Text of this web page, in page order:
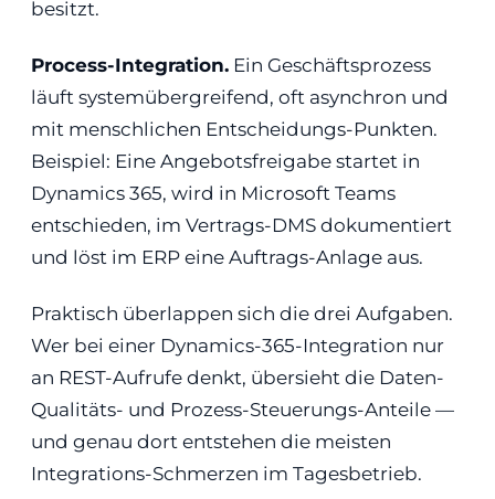
besitzt.
Process-Integration. Ein Geschäftsprozess
läuft systemübergreifend, oft asynchron und
mit menschlichen Entscheidungs-Punkten.
Beispiel: Eine Angebotsfreigabe startet in
Dynamics 365, wird in Microsoft Teams
entschieden, im Vertrags-DMS dokumentiert
und löst im ERP eine Auftrags-Anlage aus.
Praktisch überlappen sich die drei Aufgaben.
Wer bei einer Dynamics-365-Integration nur
an REST-Aufrufe denkt, übersieht die Daten-
Qualitäts- und Prozess-Steuerungs-Anteile —
und genau dort entstehen die meisten
Integrations-Schmerzen im Tagesbetrieb.